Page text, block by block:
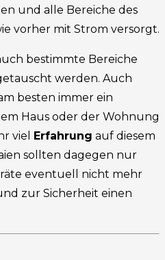
und alle Bereiche des
vorher mit Strom versorgt.
bestimmte Bereiche
werden. Auch
besten immer ein
Haus oder der Wohnung
viel Erfahrung auf diesem
sollten dagegen nur
eventuell nicht mehr
zur Sicherheit einen